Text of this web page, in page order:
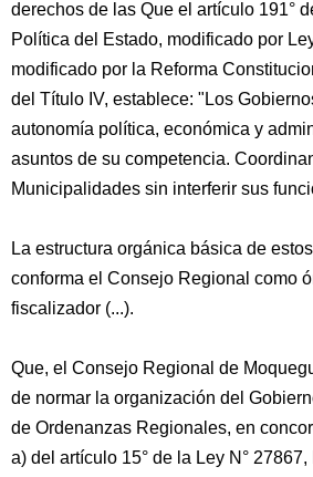
derechos de las Que el artículo 191°
Política del Estado, modificado por
modificado por la Reforma
del Título IV, establece: "Los
autonomía política, económica y
asuntos de su competencia.
Municipalidades sin interferir sus
La estructura orgánica básica de
conforma el Consejo Regional como
fiscalizador (...).
Que, el Consejo Regional de
de normar la organización del
de Ordenanzas Regionales, en
a) del artículo 15° de la Ley N°